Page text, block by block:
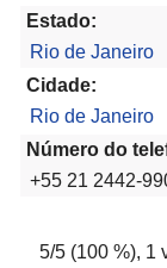
Estado:
Rio de Janeiro
Cidade:
Rio de Janeiro
Número do
+55 21 2442-
5/5 (100 %), 1